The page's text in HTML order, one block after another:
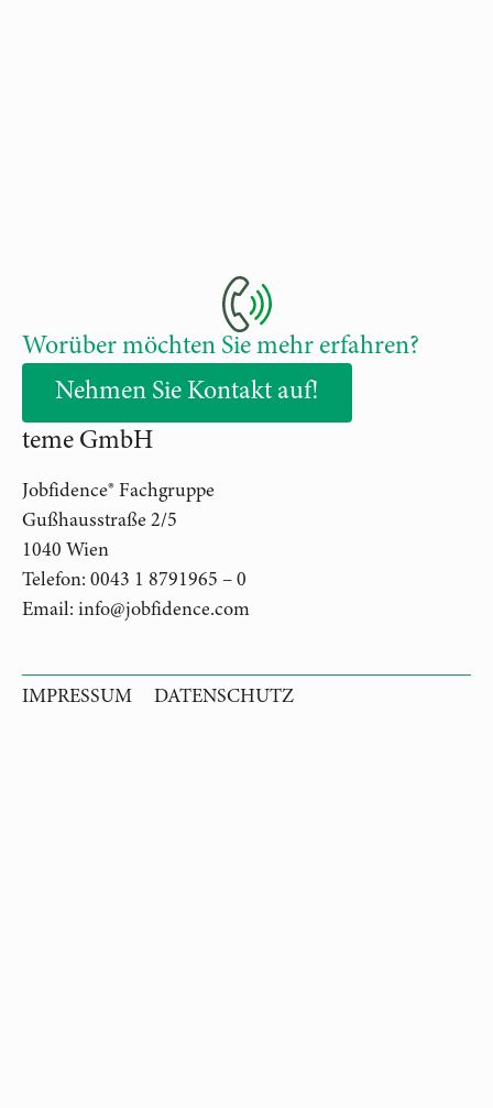
Worüber möchten Sie mehr erfahren?
Nehmen Sie Kontakt auf!
teme GmbH
Jobfidence® Fachgruppe
Gußhausstraße 2/5
1040 Wien
Telefon: 0043 1 8791965 – 0
Email: info@jobfidence.com
IMPRESSUM DATENSCHUTZ